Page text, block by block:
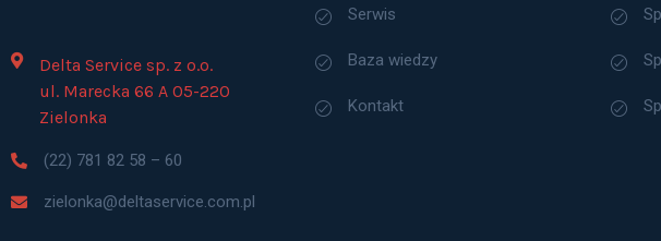
Delta Service sp. z o.o.
ul. Marecka 66 A 05-220
Zielonka
(22) 781 82 58 – 60
zielonka@deltaservice.com.pl
Serwis
Baza wiedzy
Kontakt